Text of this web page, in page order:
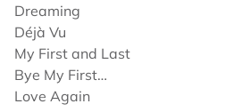
Dreaming
Déjà Vu
My First and Last
Bye My First…
Love Again